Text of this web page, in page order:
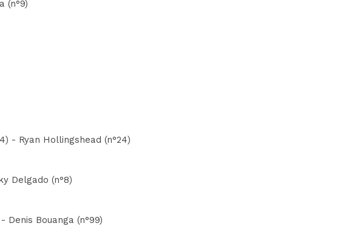
(n°9)
- Ryan Hollingshead (n°24)
Delgado (n°8)
Denis Bouanga (n°99)